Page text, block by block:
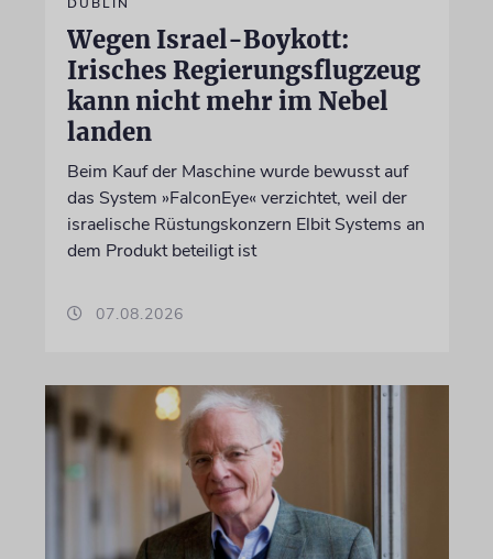
Wegen Israel-Boykott:
Irisches Regierungsflugzeug
kann nicht mehr im Nebel
landen
Beim Kauf der Maschine wurde bewusst auf
das System »FalconEye« verzichtet, weil der
israelische Rüstungskonzern Elbit Systems an
dem Produkt beteiligt ist
07.08.2026